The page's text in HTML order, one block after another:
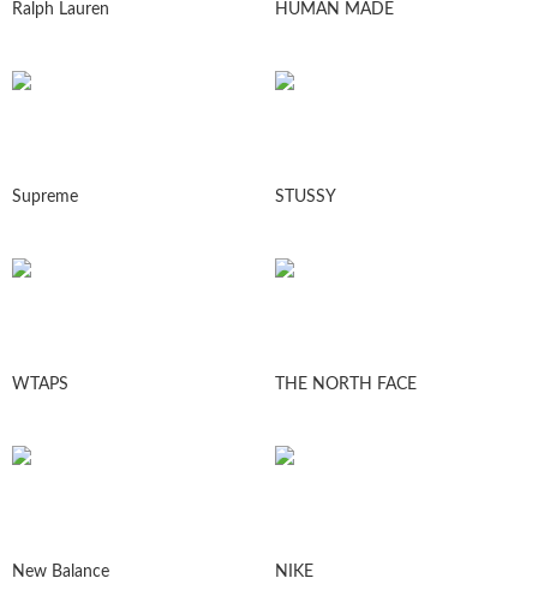
Ralph Lauren HUMAN MADE
Supreme STUSSY
WTAPS THE NORTH FACE
New Balance NIKE